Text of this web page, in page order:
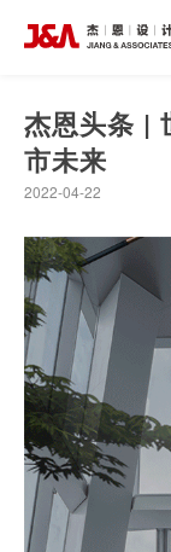
杰恩头条 |
市未来
2022-04-22